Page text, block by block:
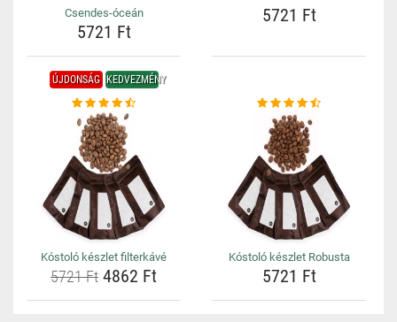
Csendes-óceán
5721 Ft
5721 Ft
ÚJDONSÁG KEDVEZMÉNY
Kóstoló készlet filterkávé
5721 Ft 4862 Ft
Kóstoló készlet Robusta
5721 Ft